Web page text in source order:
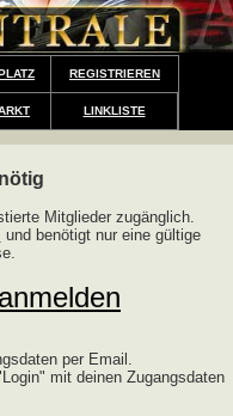
REGISTRIEREN
LINKLISTE
Mitglieder zugänglich.
und benötigt nur eine gültige
per Email.
mit deinen Zugangsdaten